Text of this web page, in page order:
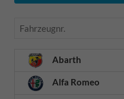
Fahrzeugnr.
Abarth
Alfa Romeo